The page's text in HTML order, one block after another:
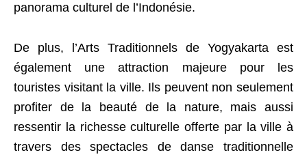
panorama culturel de l’Indonésie.
De plus, l’Arts Traditionnels de Yogyakarta est
également une attraction majeure pour les
touristes visitant la ville. Ils peuvent non seulement
profiter de la beauté de la nature, mais aussi
ressentir la richesse culturelle offerte par la ville à
travers des spectacles de danse traditionnelle